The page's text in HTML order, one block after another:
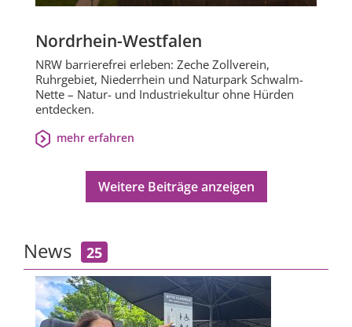
Nordrhein-Westfalen
NRW barrierefrei erleben: Zeche Zollverein,
Ruhrgebiet, Niederrhein und Naturpark Schwalm-
Nette – Natur- und Industriekultur ohne Hürden
entdecken.
mehr erfahren
Weitere Beiträge anzeigen
News 25